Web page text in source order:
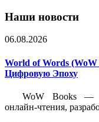
Наши новости
06.08.2026
World of Words
Цифровую Эпоху
WoW Books —
онлайн-чтения,